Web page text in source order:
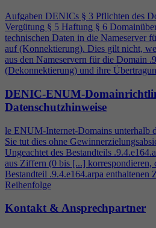
Aufgaben DENICs § 3 Pflichten des
Vergütung § 5 Haftung § 6
technischen Daten in die Nameserver
auf (Konnektierung). Dies gilt nicht,
aus den Nameservern für die Domain
(Dekonnektierung) und ihre
DENIC-ENUM-
Datenschutzhinweise
le ENUM-Internet-Domains unterhalb
Sie tut dies ohne
Ungeachtet des Bestandteils .9.4
aus Ziffern (0 bis [...] korrespondieren,
Bestandteil .9.4.e164.arpa enthaltenen
Reihenfolge
Kontakt & Ansprechpartner